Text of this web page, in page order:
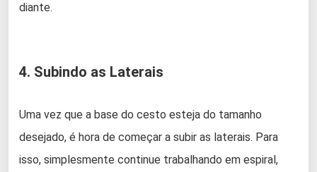
diante.
4. Subindo as Laterais
Uma vez que a base do cesto esteja do tamanho
desejado, é hora de começar a subir as laterais. Para
isso, simplesmente continue trabalhando em espiral,